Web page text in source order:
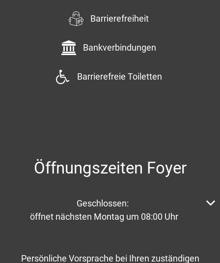
Barrierefreiheit
Bankverbindungen
Barrierefreie Toiletten
Öffnungszeiten Foyer
Klicken, um weitere Öffnungs- oder Schließzeiten
Geschlossen:
öffnet nächsten Montag um 08:00 Uhr
Persönliche Vorsprache bei Ihren zuständigen